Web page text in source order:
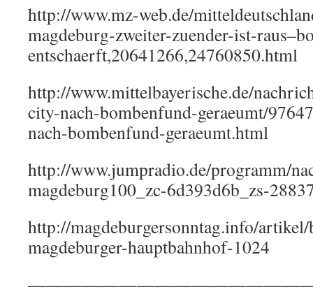
http://www.mz-web.de/
magdeburg-zweiter-zuender-ist-
entschaerft,20641266,24760850.html
http://www.mittelbayerische.de/
city-nach-bombenfund-geraeumt/
nach-bombenfund-geraeumt.html
http://www.jumpradio.de/programm/
magdeburg100_zc-6d393d6b_zs-
http://magdeburgersonntag.info/
magdeburger-hauptbahnhof-1024